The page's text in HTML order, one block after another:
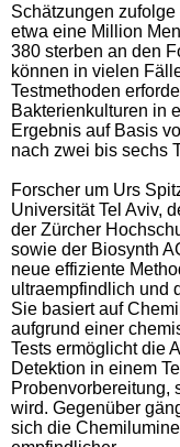
Schätzungen
etwa eine Million
380 sterben an den
können in vielen
Testmethoden
Bakterienkulturen in
Ergebnis auf Basis
nach zwei bis sechs
Forscher um Urs
Universität Tel Aviv,
der Zürcher
sowie der Biosynth
neue effiziente
ultraempfindlich und
Sie basiert auf
aufgrund einer
Tests ermöglicht die
Detektion in einem
Probenvorbereitung,
wird. Gegenüber
sich die